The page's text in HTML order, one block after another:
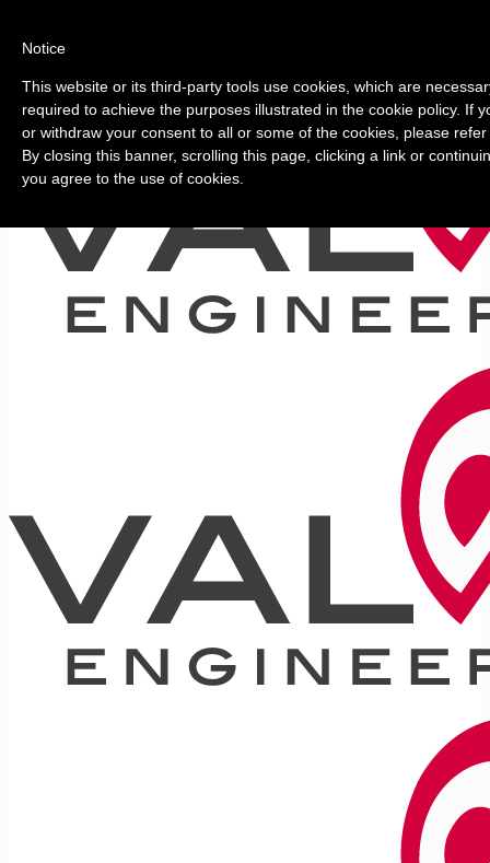
Notice
This website or its third-party tools use cookies, which are
required to achieve the purposes illustrated in the cookie policy. If
or withdraw your consent to all or some of the cookies, please
By closing this banner, scrolling this page, clicking a link or
you agree to the use of cookies.